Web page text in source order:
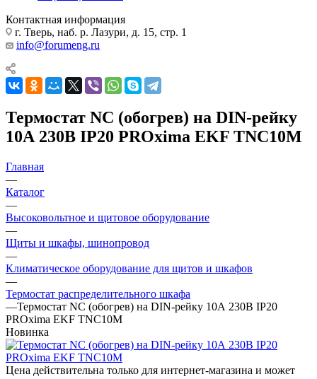
Контактная информация
г. Тверь, наб. р. Лазури, д. 15, стр. 1
info@forumeng.ru
Термостат NC (обогрев) на DIN-рейку
10А 230В IP20 PROxima EKF TNC10M
Главная
—
Каталог
—
Высоковольтное и щитовое оборудование
—
Щиты и шкафы, шинопровод
—
Климатическое оборудование для щитов и шкафов
—
Термостат распределительного шкафа
—Термостат NC (обогрев) на DIN-рейку 10А 230В IP20
PROxima EKF TNC10M
Новинка
Цена действительна только для интернет-магазина и может